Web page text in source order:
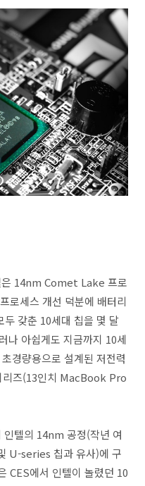
은 14nm Comet Lake 프로
로세스 개선 덕분에 배터리
갖춘 10세대 칩을 몇 달
나 아쉽게도 지금까지 10세
경량용으로 설계된 저전력
리즈(13인치 MacBook Pro
텔의 14nm 공정(작년 여
U-series 칩과 유사)에 구
CES에서 인텔이 놀렸던 10